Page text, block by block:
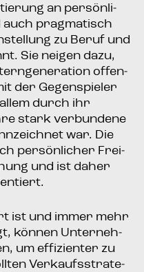
an per­sön­li­
auch prag­ma­tisch
zu Beruf und
Sie nei­gen dazu,
offen­
der Gegen­spie­ler
durch ihr
stark ver­bun­de­ne
war. Die
per­sön­li­cher Frei­
und ist daher
ist und immer mehr
kön­nen Unter­neh­
um effi­zi­en­ter zu
Ver­kaufs­stra­te­